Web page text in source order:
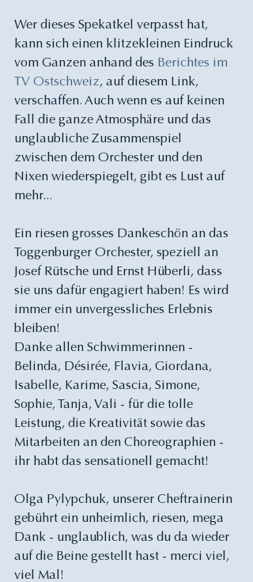
Wer dieses Spekatkel verpasst hat,
kann sich einen klitzekleinen Eindruck
vom Ganzen anhand des Berichtes im
TV Ostschweiz, auf diesem Link,
verschaffen. Auch wenn es auf keinen
Fall die ganze Atmosphäre und das
unglaubliche Zusammenspiel
zwischen dem Orchester und den
Nixen wiederspiegelt, gibt es Lust auf
mehr...
Ein riesen grosses Dankeschön an das
Toggenburger Orchester, speziell an
Josef Rütsche und Ernst Hüberli, dass
sie uns dafür engagiert haben! Es wird
immer ein unvergessliches Erlebnis
bleiben!
Danke allen Schwimmerinnen -
Belinda, Désirée, Flavia, Giordana,
Isabelle, Karime, Sascia, Simone,
Sophie, Tanja, Vali - für die tolle
Leistung, die Kreativität sowie das
Mitarbeiten an den Choreographien -
ihr habt das sensationell gemacht!
Olga Pylypchuk, unserer Cheftrainerin
gebührt ein unheimlich, riesen, mega
Dank - unglaublich, was du da wieder
auf die Beine gestellt hast - merci viel,
viel Mal!